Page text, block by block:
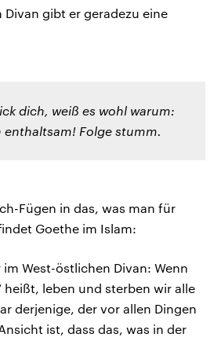
Divan gibt er geradezu eine
dich, weiß es wohl warum:
enthaltsam! Folge stumm.
Fügen in das, was man für
Goethe im Islam:
im West-östlichen Divan: Wenn
heißt, leben und sterben wir alle
derjenige, der vor allen Dingen
ist, dass das, was in der